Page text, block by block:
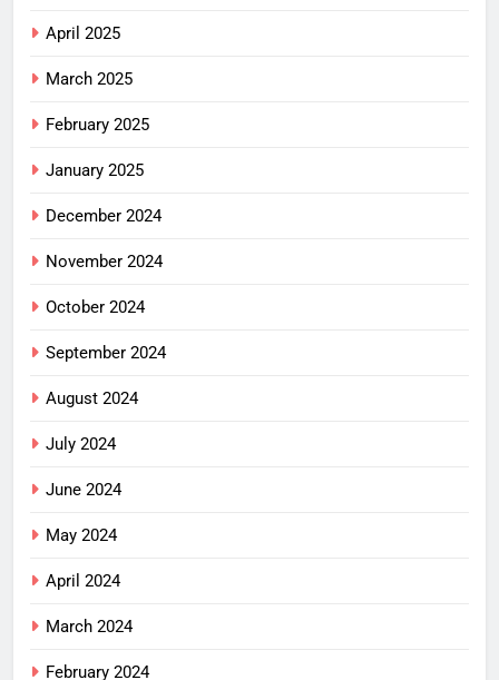
April 2025
March 2025
February 2025
January 2025
December 2024
November 2024
October 2024
September 2024
August 2024
July 2024
June 2024
May 2024
April 2024
March 2024
February 2024